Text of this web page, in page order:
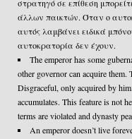
στρατηγό σε επίθεση
άλλων παικτών. Όταν ο
αυτός λαμβάνει ειδικά
αυτοκρατορία δεν έχουν.
The emperor has some
other governor can acquire them.
Disgraceful, only acquired by
accumulates. This feature is not
terms are violated and dynasty
An emperor doesn’t live